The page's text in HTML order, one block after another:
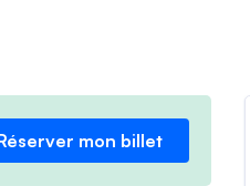
mon billet